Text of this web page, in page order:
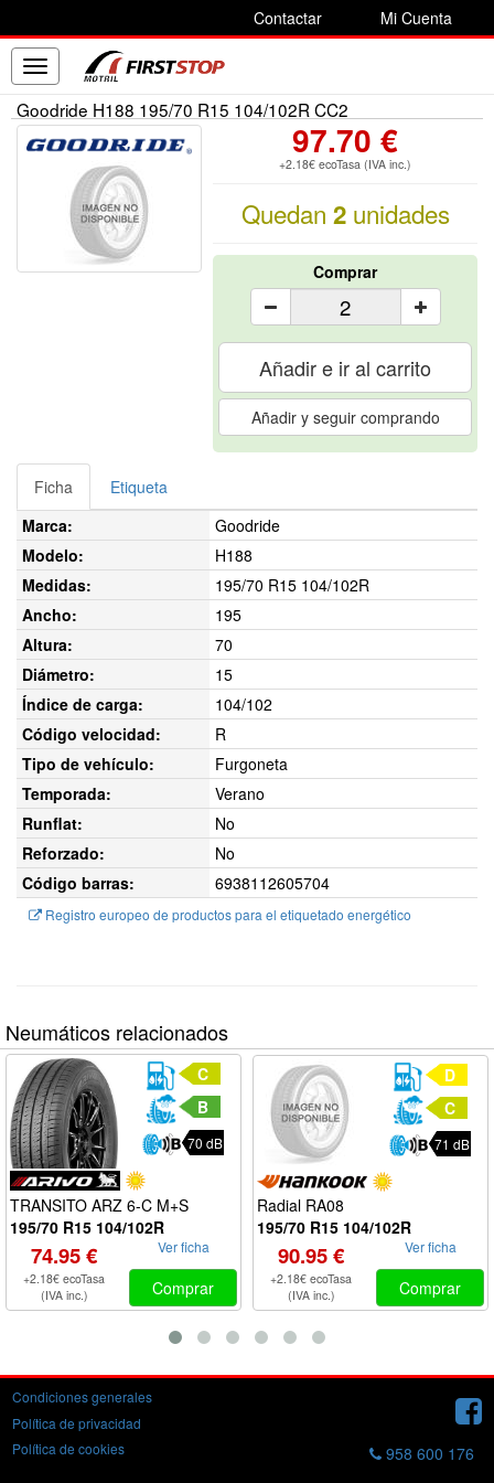
Contactar Mi Cuenta
Toggle
navigation
Goodride H188 195/70 R15 104/102R CC2
97.70 €
+2.18€ ecoTasa (IVA inc.)
Quedan 2unidades
Comprar
Añadir e ir al carrito
Añadir y seguir comprando
Ficha
Etiqueta
Marca:
Goodride
Modelo:
H188
Medidas:
195/70 R15 104/102R
Ancho:
195
Altura:
70
Diámetro:
15
Índice de carga:
104/102
Código velocidad:
R
Tipo de vehículo:
Furgoneta
Temporada:
Verano
Runflat:
No
Reforzado:
No
Código barras:
6938112605704
Registro europeo de productos para el etiquetado energético
Neumáticos relacionados
C
B
70 dB
TRANSITO ARZ 6-C M+S
195/70 R15 104/102R
74.95 €
+2.18€ ecoTasa
(IVA inc.)
Ver ficha
Comprar
D
C
71 dB
Radial RA08
195/70 R15 104/102R
90.95 €
+2.18€ ecoTasa
(IVA inc.)
Ver ficha
Comprar
Condiciones generales
Política de privacidad
Política de cookies
958 600 176